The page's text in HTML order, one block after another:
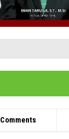
Comments